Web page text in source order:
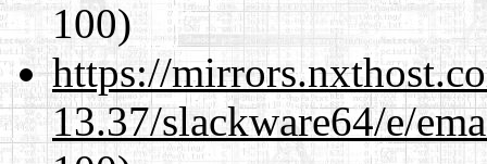
100)
https://
13.37/slackware64/e/